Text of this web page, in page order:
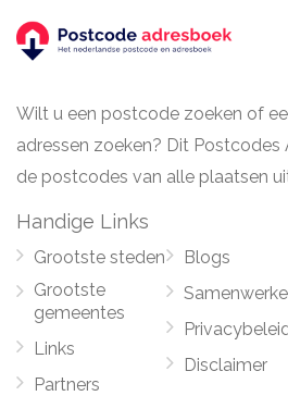
Wilt u een postcode zoeken of
adressen zoeken? Dit
de postcodes van alle plaatsen
Handige Links
Grootste steden
Grootste
gemeentes
Links
Partners
Blogs
Disclaimer